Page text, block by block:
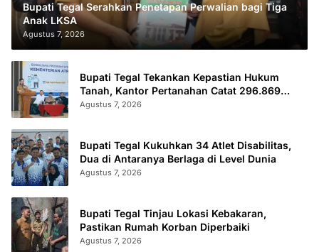
Bupati Tegal Serahkan Penetapan Perwalian bagi Tiga
Anak LKSA
Agustus 7, 2026
Bupati Tegal Tekankan Kepastian Hukum
Tanah, Kantor Pertanahan Catat 296.869
Sertifikat Terbit
Agustus 7, 2026
Bupati Tegal Kukuhkan 34 Atlet Disabilitas,
Dua di Antaranya Berlaga di Level Dunia
Agustus 7, 2026
Bupati Tegal Tinjau Lokasi Kebakaran,
Pastikan Rumah Korban Diperbaiki
Agustus 7, 2026